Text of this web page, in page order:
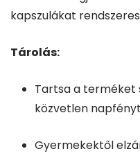
kapszulákat
Tárolás:
Tartsa a terméket
közvetlen
Gyermekektől